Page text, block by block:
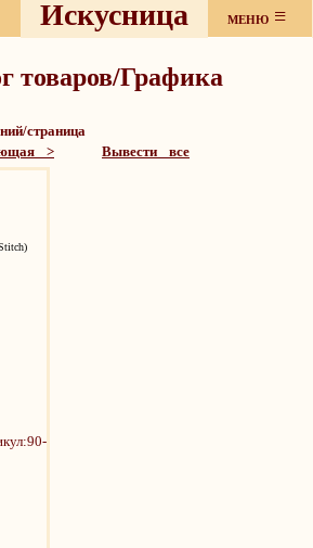
Искусница МЕНЮ ≡
товаров/Графика
страница
> Вывести все